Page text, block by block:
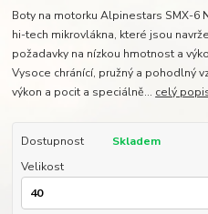
Boty na motorku Alpinestars SMX-6
hi-tech mikrovlákna, které jsou
požadavky na nízkou hmotnost a
Vysoce chránící, pružný a pohodlný
výkon a pocit a speciálně... celý
Dostupnost
Skladem
Velikost